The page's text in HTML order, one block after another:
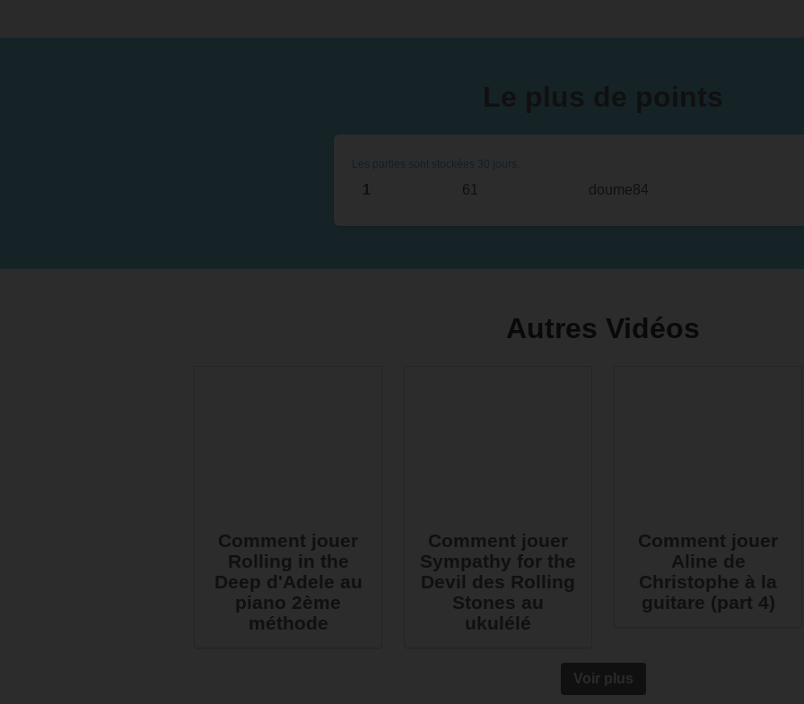
Les parties sont stockées 30 jours.
1 61 doume84
Autres Vidéos
Comment jouer
Rolling in the
Deep d'Adele au
piano 2ème
méthode
Comment jouer
Sympathy for the
Devil des Rolling
Stones au
ukulélé
Comment jouer
Aline de
Christophe à la
guitare (part 4)
Voir plus